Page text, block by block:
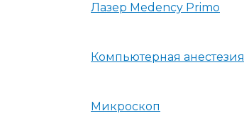
Лазер Medency Primo
Компьютерная анестезия
Микроскоп